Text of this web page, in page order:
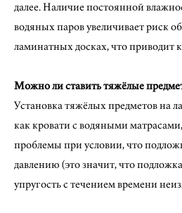
далее. Наличие постоянной
водяных паров увеличивает риск
ламинатных досках, что приводит
Можно ли ставить тяжёлые
Установка тяжёлых предметов на
как кровати с водяными
проблемы при условии, что
давлению (это значит, что
упругость с течением времени